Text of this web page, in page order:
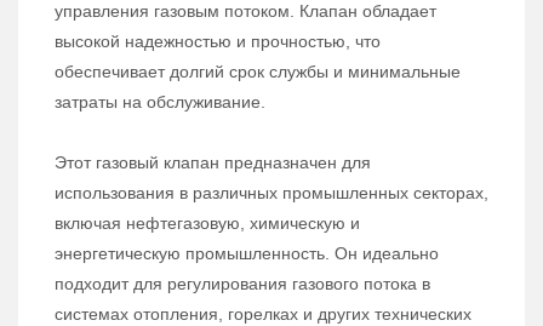
управления газовым потоком. Клапан обладает
высокой надежностью и прочностью, что
обеспечивает долгий срок службы и минимальные
затраты на обслуживание.
Этот газовый клапан предназначен для
использования в различных промышленных секторах,
включая нефтегазовую, химическую и
энергетическую промышленность. Он идеально
подходит для регулирования газового потока в
системах отопления, горелках и других технических